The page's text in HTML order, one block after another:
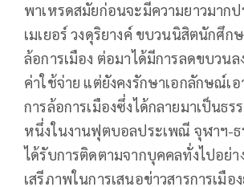
พาเหรดสมัยก่อนจะมีความยาวมาก
เมเยอร์ วงดุริยางค์ ขบวนนิสิตนักศึก
ล้อการเมือง ต่อมาได้มีการลดขบวน
ค่าใช้จ่าย แต่ยังคงรักษาเอกลักษณ์เอ
การล้อการเมืองซึ่งได้กลายมาเป็นธร
หนึ่งในงานฟุตบอลประเพณี จุฬาฯ-ธ
ได้รับการติดตามจากบุคคลทั่งไปอย่า
เสรีภาพในการเสนอข่าวสารการเมื